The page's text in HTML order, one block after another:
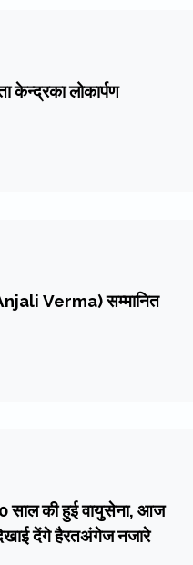
लोकार्पण
Verma) सम्मानित
की हुई वायुसेना, आज
देंगे हैरतअंगेज नजारे